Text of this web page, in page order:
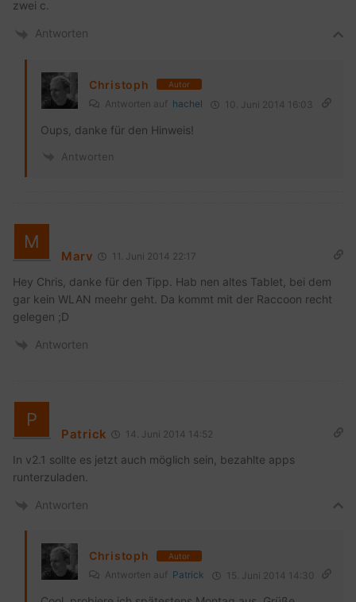
zwei c.
Antworten
Christoph Autor
Antworten auf hachel 10. Juni 2014 16:03
Oups, danke für den Hinweis!
Antworten
Marv 11. Juni 2014 22:17
Hey Chris, danke für den Tipp. Hab nen altes Tablet, bei dem
gar kein WLAN meehr geht. Da kommt mit der Raccoon recht
gelegen ;D
Antworten
Patrick 14. Juni 2014 14:52
In v2.1 sollte es jetzt auch möglich sein, bezahlte apps
runterzuladen.
Antworten
Christoph Autor
Antworten auf Patrick 15. Juni 2014 14:30